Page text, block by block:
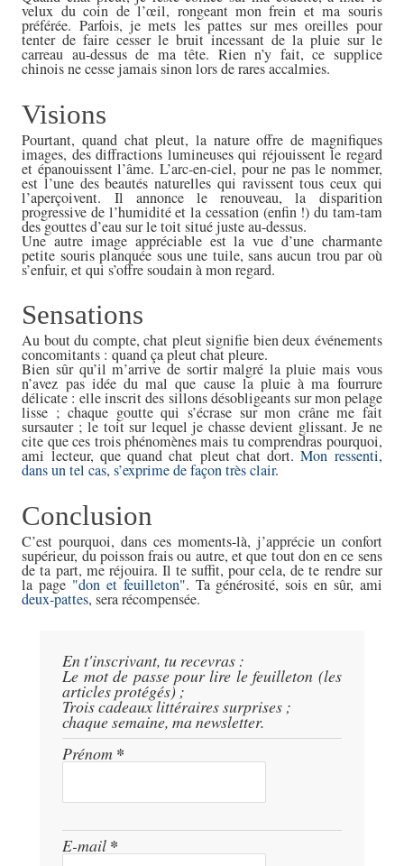
velux du coin de l’œil, rongeant mon frein et ma souris
préférée. Parfois, je mets les pattes sur mes oreilles pour
tenter de faire cesser le bruit incessant de la pluie sur le
carreau au-dessus de ma tête. Rien n’y fait, ce supplice
chinois ne cesse jamais sinon lors de rares accalmies.
Visions
Pourtant, quand chat pleut, la nature offre de magnifiques
images, des diffractions lumineuses qui réjouissent le regard
et épanouissent l’âme. L’arc-en-ciel, pour ne pas le nommer,
est l’une des beautés naturelles qui ravissent tous ceux qui
l’aperçoivent. Il annonce le renouveau, la disparition
progressive de l’humidité et la cessation (enfin !) du tam-tam
des gouttes d’eau sur le toit situé juste au-dessus.
Une autre image appréciable est la vue d’une charmante
petite souris planquée sous une tuile, sans aucun trou par où
s’enfuir, et qui s’offre soudain à mon regard.
Sensations
Au bout du compte, chat pleut signifie bien deux événements
concomitants : quand ça pleut chat pleure.
Bien sûr qu’il m’arrive de sortir malgré la pluie mais vous
n’avez pas idée du mal que cause la pluie à ma fourrure
délicate : elle inscrit des sillons désobligeants sur mon pelage
lisse ; chaque goutte qui s’écrase sur mon crâne me fait
sursauter ; le toit sur lequel je chasse devient glissant. Je ne
cite que ces trois phénomènes mais tu comprendras pourquoi,
ami lecteur, que quand chat pleut chat dort.Mon ressenti,
dans un tel cas, s’exprime de façon très clair.
Conclusion
C’est pourquoi, dans ces moments-là, j’apprécie un confort
supérieur, du poisson frais ou autre, et que tout don en ce sens
de ta part, me réjouira. Il te suffit, pour cela, de te rendre sur
la page don et feuilleton . Ta générosité, sois en sûr, ami
deux-pattes, sera récompensée.
En t'inscrivant, tu recevras :
Le mot de passe pour lire le feuilleton (les
articles protégés) ;
Trois cadeaux littéraires surprises ;
chaque semaine, ma newsletter.
Prénom *
E-mail *